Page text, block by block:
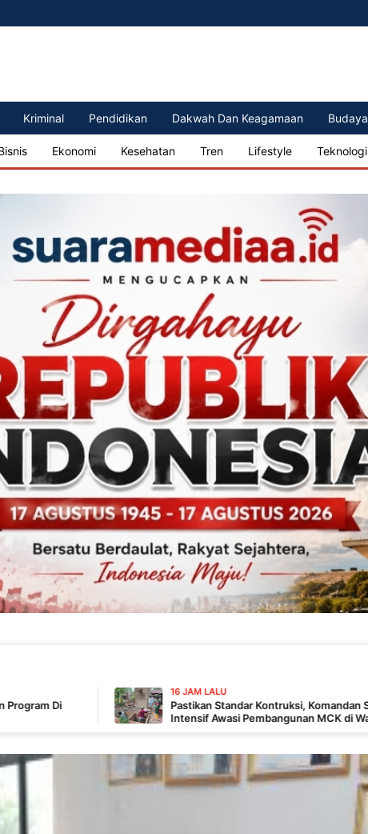
Kriminal Pendidikan Dakwah Dan Keagamaan Budaya
Ekonomi Kesehatan Tren Lifestyle Teknologi
16 JAM LALU
Pastikan Standar Kontruksi, Komandan SSK TMMD 129
Intensif Awasi Pembangunan MCK di Wanam